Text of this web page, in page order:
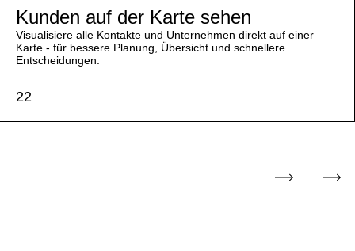
Kunden auf der Karte sehen
Visualisiere alle Kontakte und Unternehmen direkt auf einer
Karte - für bessere Planung, Übersicht und schnellere
Entscheidungen.
22